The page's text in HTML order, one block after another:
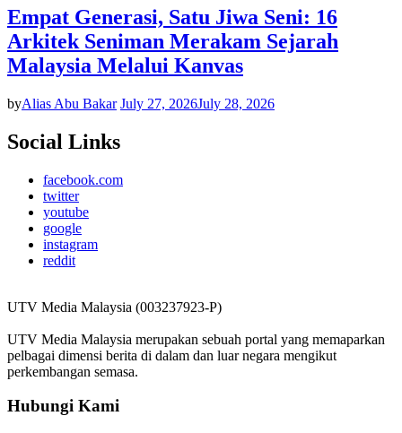
Empat Generasi, Satu Jiwa Seni: 16
Arkitek Seniman Merakam Sejarah
Malaysia Melalui Kanvas
byAlias Abu Bakar July 27, 2026July 28, 2026
Social Links
facebook.com
twitter
youtube
google
instagram
reddit
UTV Media Malaysia (003237923-P)
UTV Media Malaysia merupakan sebuah portal yang memaparkan
pelbagai dimensi berita di dalam dan luar negara mengikut
perkembangan semasa.
Hubungi Kami